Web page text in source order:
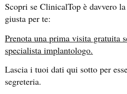
Scopri se ClinicalTop è davvero
giusta per te:
Prenota una prima visita gratuita
specialista implantologo.
Lascia i tuoi dati qui sotto per
segreteria.